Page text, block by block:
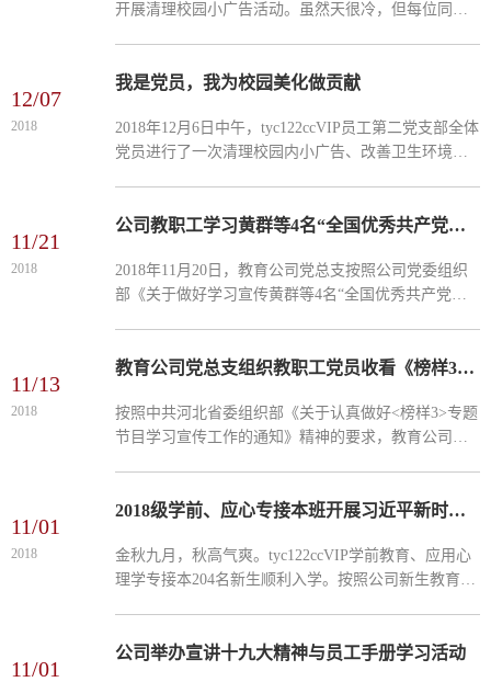
开展清理校园小广告活动。虽然天很冷，但每位同学
三员工党支部2...
12/07
2018
我是党员，我为校园美化做贡献
2018年12月6日中午，tyc122ccVIP员工第二党支部全体
党员进行了一次清理校园内小广告、改善卫生环境的
壁...
11/21
2018
公司教职工学习黄群等4名“全国优秀共产党员”先进事迹
2018年11月20日，教育公司党总支按照公司党委组织
部《关于做好学习宣传黄群等4名“全国优秀共产党员”
进事迹。...
11/13
2018
教育公司党总支组织教职工党员收看《榜样3》专题节目
按照中共河北省委组织部《关于认真做好<榜样3>专题
节目学习宣传工作的通知》精神的要求，教育公司党
专题节目...
11/01
2018
2018级学前、应心专接本班开展习近平新时代中国特色社会主义思想宣讲活动
金秋九月，秋高气爽。tyc122ccVIP学前教育、应用心
理学专接本204名新生顺利入学。按照公司新生教育工
小玲老师在特教...
11/01
公司举办宣讲十九大精神与员工手册学习活动